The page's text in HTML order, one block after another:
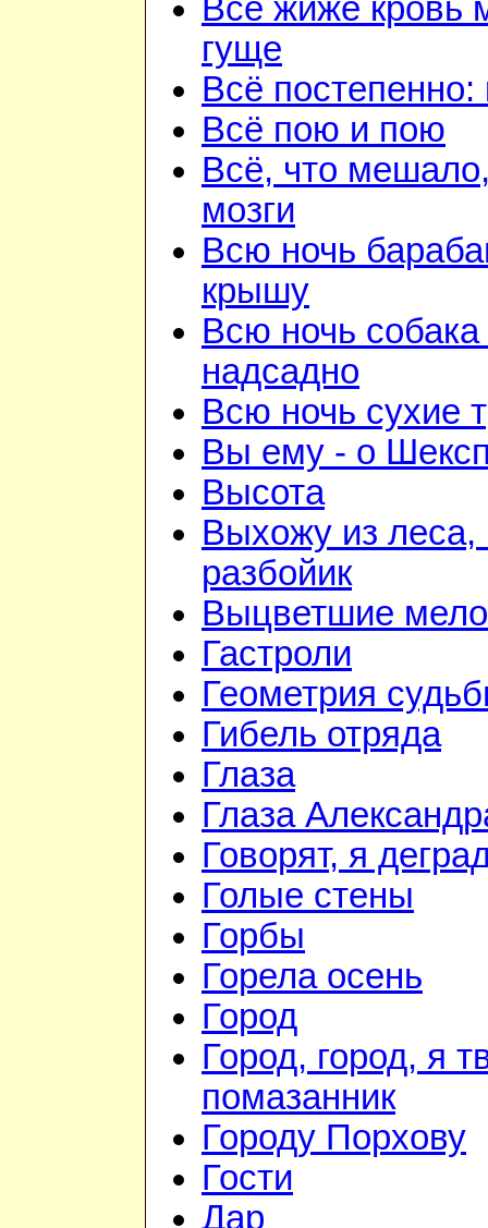
Всё жиже кровь
гуще
Всё постепенно:
Всё пою и пою
Всё, что
мозги
Всю ночь
крышу
Всю ночь
надсадно
Всю ночь сухие
Вы ему - о
Высота
Выхожу из леса,
разбойик
Выцветшие
Гастроли
Геометрия
Гибель отряда
Глаза
Глаза
Говорят, я
Голые стены
Горбы
Горела осень
Город
Город, город, я
помазанник
Городу Порхову
Гости
Дар